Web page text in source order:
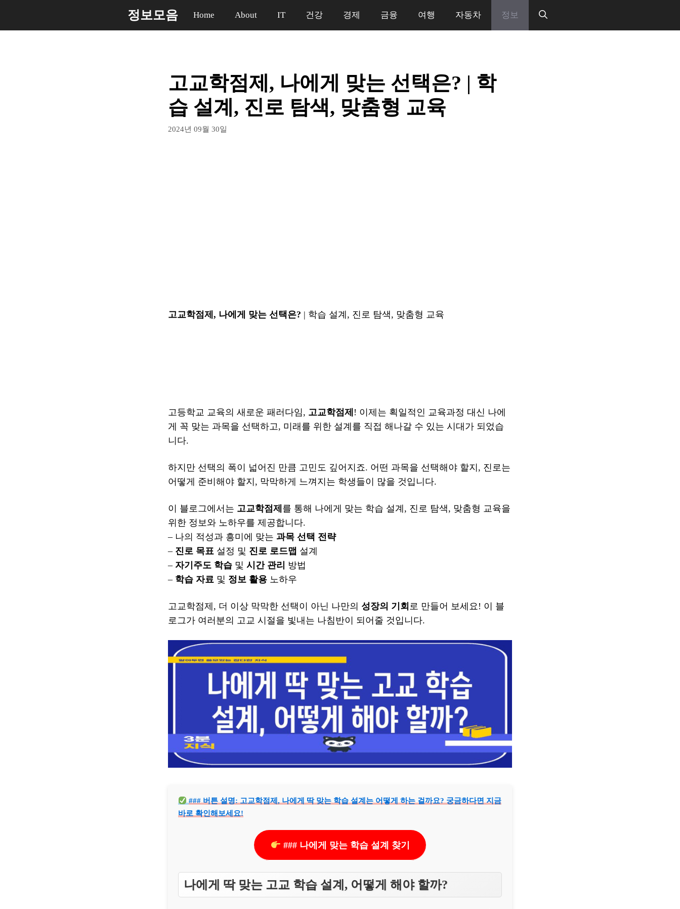
정보모음 Home About IT 건강 경제 금융 여행 자동차 정보
고교학점제, 나에게 맞는 선택은? | 학
습 설계, 진로 탐색, 맞춤형 교육
2024년 09월 30일
고교학점제, 나에게 맞는 선택은? | 학습 설계, 진로 탐색, 맞춤형 교육
고등학교 교육의 새로운 패러다임, 고교학점제 ! 이제는 획일적인 교육과정 대신 나에
게 꼭 맞는 과목을 선택하고, 미래를 위한 설계를 직접 해나갈 수 있는 시대가 되었습
니다.
하지만 선택의 폭이 넓어진 만큼 고민도 깊어지죠. 어떤 과목을 선택해야 할지, 진로는
어떻게 준비해야 할지, 막막하게 느껴지는 학생들이 많을 것입니다.
이 블로그에서는 고교학점제 를 통해 나에게 맞는 학습 설계, 진로 탐색, 맞춤형 교육을
위한 정보와 노하우를 제공합니다.
– 나의 적성과 흥미에 맞는 과목 선택 전략
– 진로 목표 설정 및 진로 로드맵 설계
– 자기주도 학습 및 시간 관리 방법
– 학습 자료 및 정보 활용 노하우
고교학점제, 더 이상 막막한 선택이 아닌 나만의 성장의 기회 로 만들어 보세요! 이 블
로그가 여러분의 고교 시절을 빛내는 나침반이 되어줄 것입니다.
### 버튼 설명: 고교학점제, 나에게 딱 맞는 학습 설계는 어떻게 하는 걸까요? 궁금하다면 지금
바로 확인해보세요!
### 나에게 맞는 학습 설계 찾기
나에게 딱 맞는 고교 학습 설계, 어떻게 해야 할까?